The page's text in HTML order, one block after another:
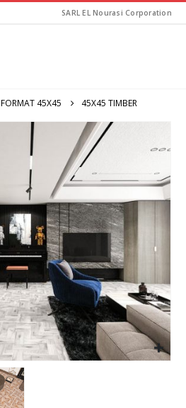
SARL EL Nourasi Corporation
FORMAT 45X45 45X45 TIMBER